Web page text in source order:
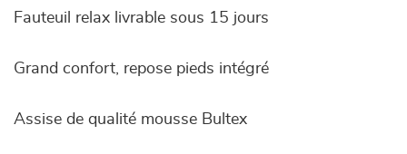
Fauteuil relax livrable sous 15 jours
Grand confort, repose pieds intégré
Assise de qualité mousse Bultex